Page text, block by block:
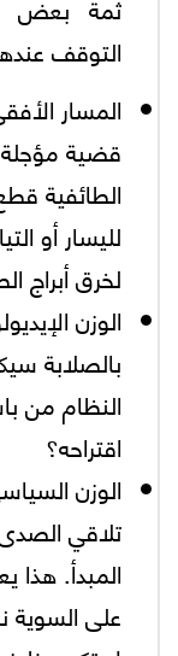
التوقف
المسار
قضية
الطائفية
لليسار أو
لخرق أبراج
الوزن
بالصلابة
النظام من
اقتراحه؟
الوزن
تلاقي
المبدأ. هذا
على السوية